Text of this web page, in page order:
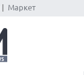
Маркет